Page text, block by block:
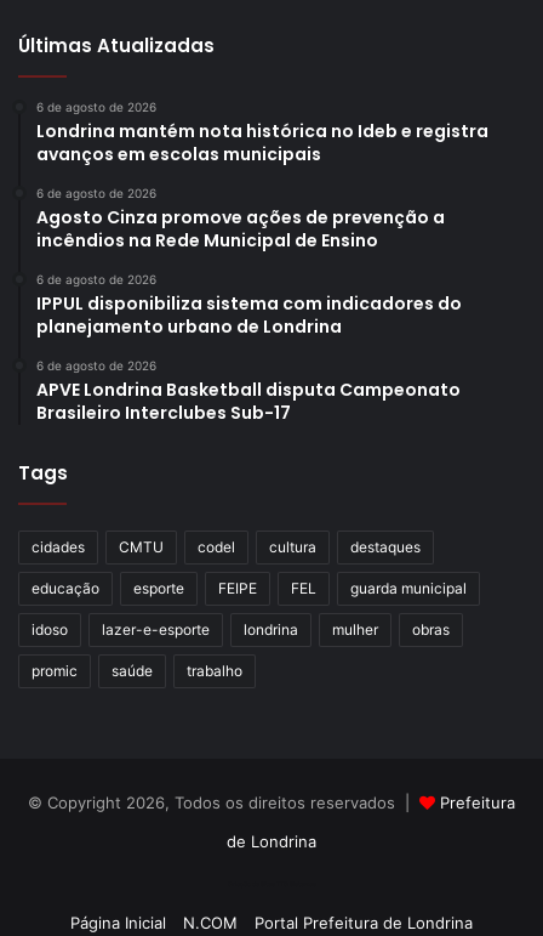
Últimas Atualizadas
6 de agosto de 2026
Londrina mantém nota histórica no Ideb e registra
avanços em escolas municipais
6 de agosto de 2026
Agosto Cinza promove ações de prevenção a
incêndios na Rede Municipal de Ensino
6 de agosto de 2026
IPPUL disponibiliza sistema com indicadores do
planejamento urbano de Londrina
6 de agosto de 2026
APVE Londrina Basketball disputa Campeonato
Brasileiro Interclubes Sub-17
Tags
cidades CMTU codel cultura destaques
educação esporte FEIPE FEL guarda municipal
idoso lazer-e-esporte londrina mulher obras
promic saúde trabalho
© Copyright 2026, Todos os direitos reservados |
Prefeitura
de Londrina
Página Inicial N.COM Portal Prefeitura de Londrina